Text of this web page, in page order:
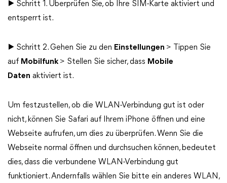
▶ Schritt 1. Überprüfen Sie, ob Ihre SIM-Karte aktiviert und
entsperrt ist.
▶ Schritt 2. Gehen Sie zu den Einstellungen > Tippen Sie
auf Mobilfunk > Stellen Sie sicher, dass Mobile
Daten aktiviert ist.
Um festzustellen, ob die WLAN-Verbindung gut ist oder
nicht, können Sie Safari auf Ihrem iPhone öffnen und eine
Webseite aufrufen, um dies zu überprüfen. Wenn Sie die
Webseite normal öffnen und durchsuchen können, bedeutet
dies, dass die verbundene WLAN-Verbindung gut
funktioniert. Andernfalls wählen Sie bitte ein anderes WLAN,